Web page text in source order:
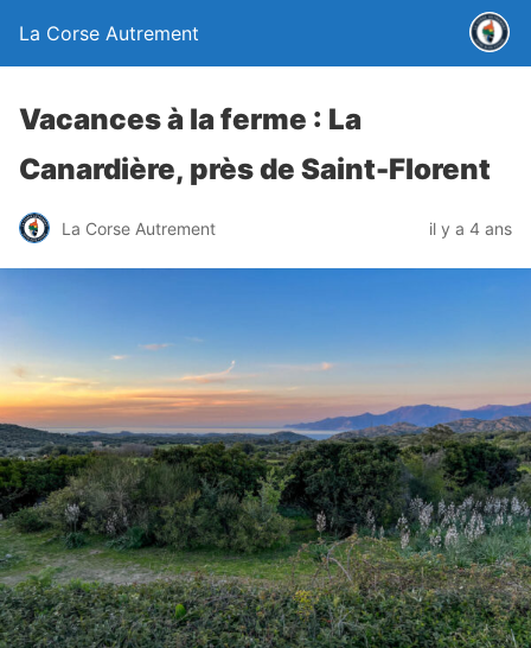
La Corse Autrement
Vacances à la ferme : La
Canardière, près de Saint-Florent
La Corse Autrement il y a 4 ans